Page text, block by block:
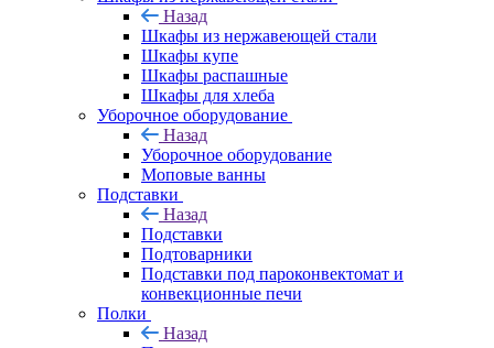
Назад
Шкафы из нержавеющей стали
Шкафы купе
Шкафы распашные
Шкафы для хлеба
Уборочное оборудование
Назад
Уборочное оборудование
Моповые ванны
Подставки
Назад
Подставки
Подтоварники
Подставки под пароконвектомат и
конвекционные печи
Полки
Назад